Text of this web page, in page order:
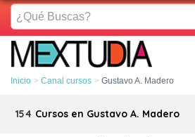
¿Qué
Buscas?
Inicio Canal cursos Gustavo A. Madero
154 Cursos en Gustavo A. Madero